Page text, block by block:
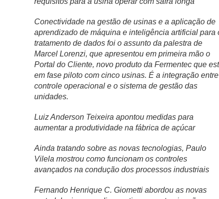
Conectividade na gestão de usinas e a aplicação de
aprendizado de máquina e inteligência artificial para
tratamento de dados foi o assunto da palestra de
Marcel Lorenzi, que apresentou em primeira mão o
Portal do Cliente, novo produto da Fermentec que
em fase piloto com cinco usinas. É a integração entre
controle operacional e o sistema de gestão das
unidades.
Luiz Anderson Teixeira apontou medidas para
aumentar a produtividade na fábrica de açúcar
Ainda tratando sobre as novas tecnologias, Paulo
Vilela mostrou como funcionam os controles
avançados na condução dos processos industriais
Fernando Henrique C. Giometti abordou as novas